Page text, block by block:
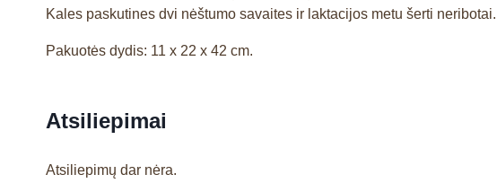
Kales paskutines dvi nėštumo savaites ir laktacijos metu šerti
Pakuotės dydis: 11 x 22 x 42 cm.
Atsiliepimai
Atsiliepimų dar nėra.